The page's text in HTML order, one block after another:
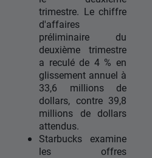
trimestre. Le chiffre
d'affaires
préliminaire du
deuxième trimestre
a reculé de 4 % en
glissement annuel à
33,6 millions de
dollars, contre 39,8
millions de dollars
attendus.
Starbucks examine
les offres